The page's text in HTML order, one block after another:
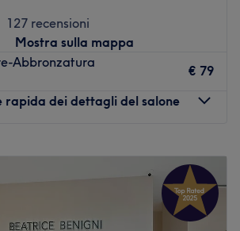
127 recensioni
Mostra sulla mappa
Abbronzatura
€ 79
rapida dei dettagli del salone
18:00
–18:00
–18:00
18:00